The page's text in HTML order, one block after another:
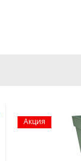
Акция